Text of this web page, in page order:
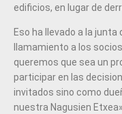
edificios, en lugar de
Eso ha llevado a la junta
llamamiento a los
queremos que sea un
participar en las
invitados sino como
nuestra Nagusien Etxea».